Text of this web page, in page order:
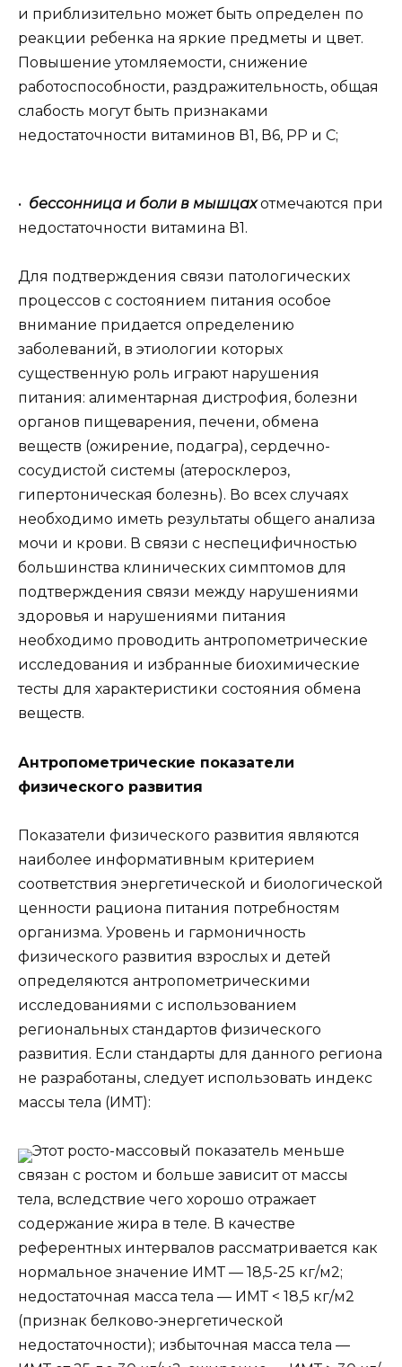
и приблизительно может быть определен по
реакции ребенка на яркие предметы и цвет.
Повышение утомляемости, снижение
работоспособности, раздражительность, общая
слабость могут быть признаками
недостаточности витаминов В1, В6, РР и С;
• бессонница и боли в мышцахотмечаются при
недостаточности витамина В1.
Для подтверждения связи патологических
процессов с состоянием питания особое
внимание придается определению
заболеваний, в этиологии которых
существенную роль играют нарушения
питания: алиментарная дистрофия, болезни
органов пищеварения, печени, обмена
веществ (ожирение, подагра), сердечно-
сосудистой системы (атеросклероз,
гипертоническая болезнь). Во всех случаях
необходимо иметь результаты общего анализа
мочи и крови. В связи с неспецифичностью
большинства клинических симптомов для
подтверждения связи между нарушениями
здоровья и нарушениями питания
необходимо проводить антропометрические
исследования и избранные биохимические
тесты для характеристики состояния обмена
веществ.
Антропометрические показатели
физического развития
Показатели физического развития являются
наиболее информативным критерием
соответствия энергетической и биологической
ценности рациона питания потребностям
организма. Уровень и гармоничность
физического развития взрослых и детей
определяются антропометрическими
исследованиями с использованием
региональных стандартов физического
развития. Если стандарты для данного региона
не разработаны, следует использовать индекс
массы тела (ИМТ):
Этот росто-массовый показатель меньше
связан с ростом и больше зависит от массы
тела, вследствие чего хорошо отражает
содержание жира в теле. В качестве
референтных интервалов рассматривается как
нормальное значение ИМТ — 18,5-25 кг/м2;
недостаточная масса тела — ИМТ < 18,5 кг/м2
(признак белково-энергетической
недостаточности); избыточная масса тела —